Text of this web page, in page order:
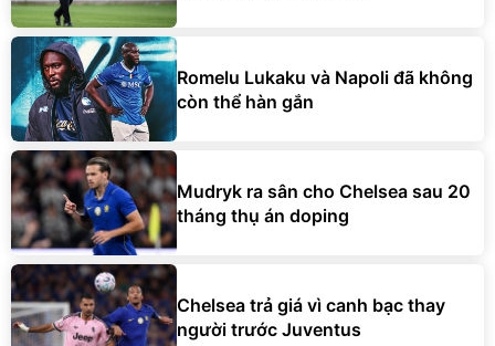
Romelu Lukaku và Napoli đã không
còn thể hàn gắn
Mudryk ra sân cho Chelsea sau 20
tháng thụ án doping
Chelsea trả giá vì canh bạc thay
người trước Juventus